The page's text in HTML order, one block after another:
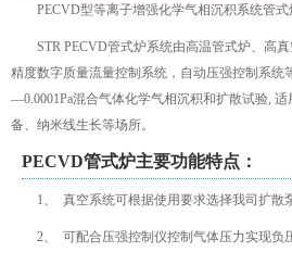
PECVD型等离子增强化学气相沉积系统管式
STR PECVD管式炉系统由高温管式炉、高
精度数字质量流量控制系统，自动压强控制系统
—0.0001Pa混合气体化学气相沉积和扩散试验,
备、纳米线生长等场所。
PECVD管式炉主要功能特点
1、 真空系统可根据使用要求选择我司扩散
2、 可配合压强控制仪控制气体压力实现负